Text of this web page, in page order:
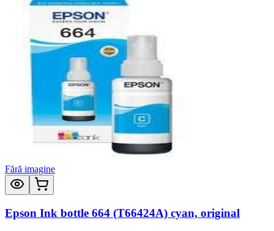
Fără imagine
Epson Ink bottle 664 (T66424A) cyan, original